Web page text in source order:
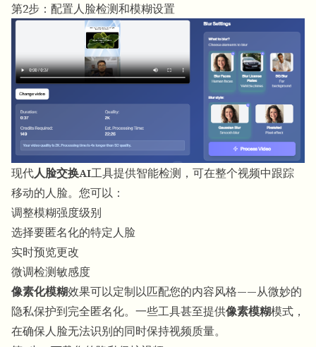
第2步：配置人脸检测和模糊设置
现代人脸交换AI工具提供智能检测，可在整个视频中跟踪
移动的人脸。您可以：
调整模糊强度级别
选择要匿名化的特定人脸
实时预览更改
微调检测敏感度
像素化模糊效果可以定制以匹配您的内容风格——从微妙的
隐私保护到完全匿名化。一些工具甚至提供像素模糊模式，
在确保人脸无法识别的同时保持视频质量。